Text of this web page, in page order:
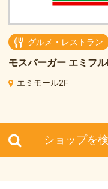
グルメ・レストラン
モスバーガー エミフ
エミモール2F
ショップを